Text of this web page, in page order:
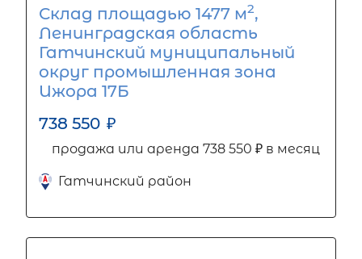
Склад площадью 1477 м2,
Ленинградская область
Гатчинский муниципальный
округ промышленная зона
Ижора 17Б
738 550 ₽
продажа или аренда 738 550 ₽ в месяц
Гатчинский район